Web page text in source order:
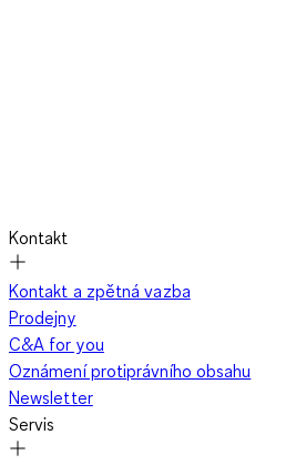
Kontakt
Kontakt a zpětná vazba
Prodejny
C&A for you
Oznámení protiprávního obsahu
Newsletter
Servis